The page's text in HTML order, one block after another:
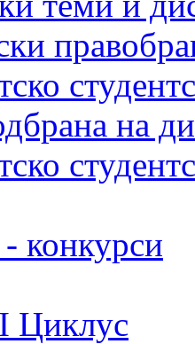
на
конкурси
Циклус